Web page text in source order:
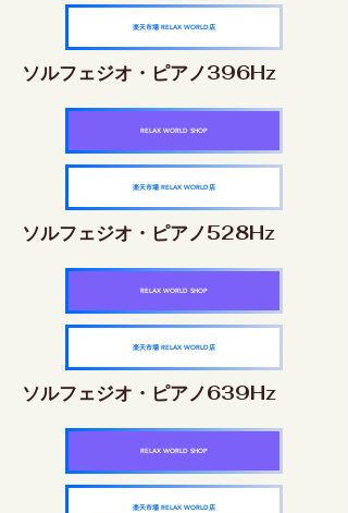
楽天市場 RELAX WORLD店
ソルフェジオ・ピアノ396Hz
RELAX WORLD SHOP
楽天市場 RELAX WORLD店
ソルフェジオ・ピアノ528Hz
RELAX WORLD SHOP
楽天市場 RELAX WORLD店
ソルフェジオ・ピアノ639Hz
RELAX WORLD SHOP
楽天市場 RELAX WORLD店